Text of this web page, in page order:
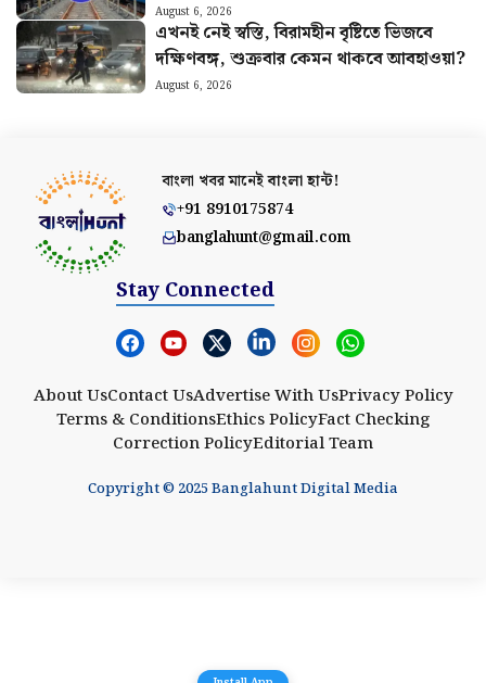
August 6, 2026
এখনই নেই স্বস্তি, বিরামহীন বৃষ্টিতে ভিজবে
দক্ষিণবঙ্গ, শুক্রবার কেমন থাকবে আবহাওয়া?
August 6, 2026
বাংলা খবর মানেইবাংলা হান্ট!
+91 8910175874
banglahunt@gmail.com
Stay Connected
About UsContact UsAdvertise With UsPrivacy Policy
Terms & ConditionsEthics PolicyFact Checking
Correction PolicyEditorial Team
Copyright © 2025 Banglahunt Digital Media